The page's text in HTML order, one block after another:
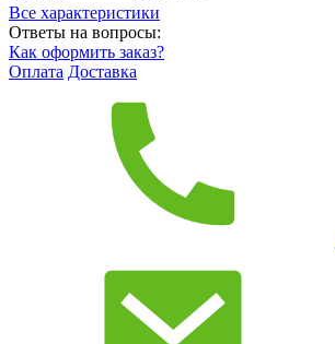
Все характеристики
Ответы на вопросы:
Как оформить заказ?
Оплата Доставка